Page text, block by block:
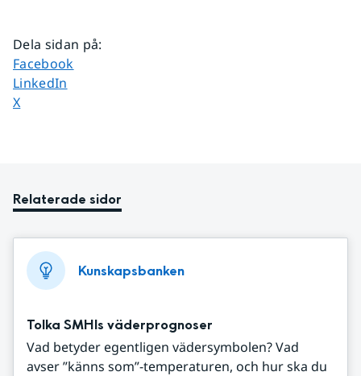
Dela sidan på:
Dela sidan på
Facebook
Dela sidan på
LinkedIn
Dela sidan på
X
Relaterade sidor
Kunskapsbanken
Tolka SMHIs väderprognoser
Vad betyder egentligen vädersymbolen? Vad
avser ”känns som”-temperaturen, och hur ska du